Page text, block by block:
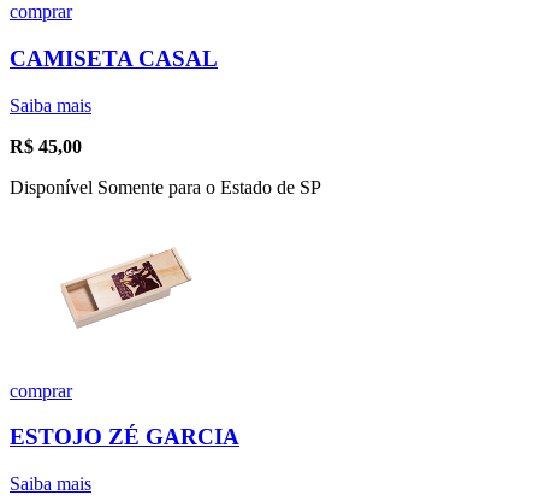
comprar
CAMISETA CASAL
Saiba mais
R$ 45,00
Disponível Somente para o Estado de SP
comprar
ESTOJO ZÉ GARCIA
Saiba mais